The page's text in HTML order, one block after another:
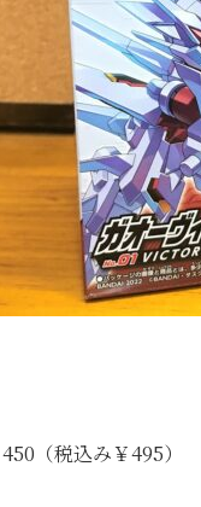
（税込み￥495）